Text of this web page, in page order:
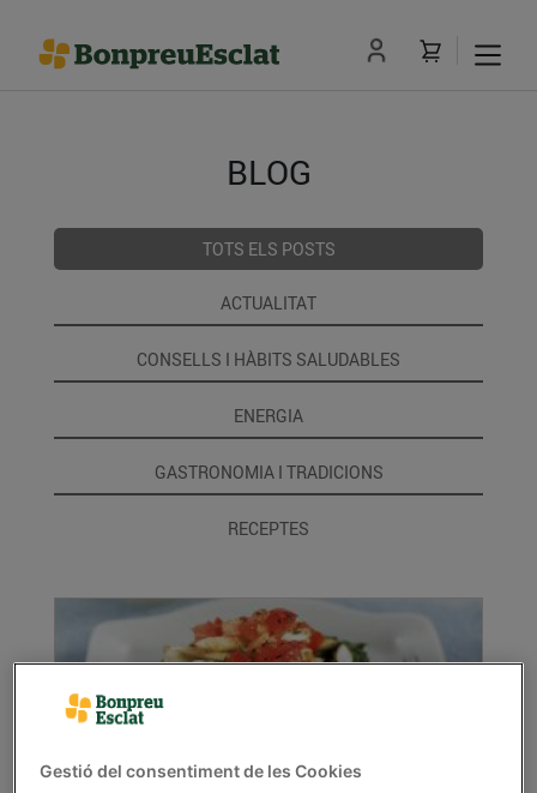
BLOG
TOTS ELS POSTS
ACTUALITAT
CONSELLS I HÀBITS SALUDABLES
ENERGIA
GASTRONOMIA I TRADICIONS
RECEPTES
Gestió del consentiment de les Cookies